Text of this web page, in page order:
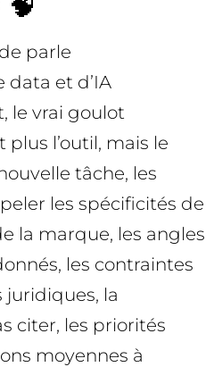
parle
data et d’IA
le vrai goulot
plus l’outil, mais le
tâche, les
les spécificités de
la marque, les angles
les contraintes
juridiques, la
citer, les priorités
moyennes à